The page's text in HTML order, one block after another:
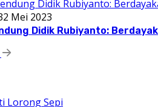
2 Mei 2023
Didik Rubiyanto: